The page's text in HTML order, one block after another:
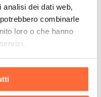
dei dati web,
combinarle
loro o che hanno